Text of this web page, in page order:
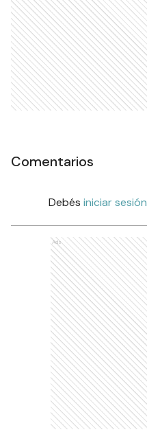
Comentarios
Debés iniciar sesión
Ads